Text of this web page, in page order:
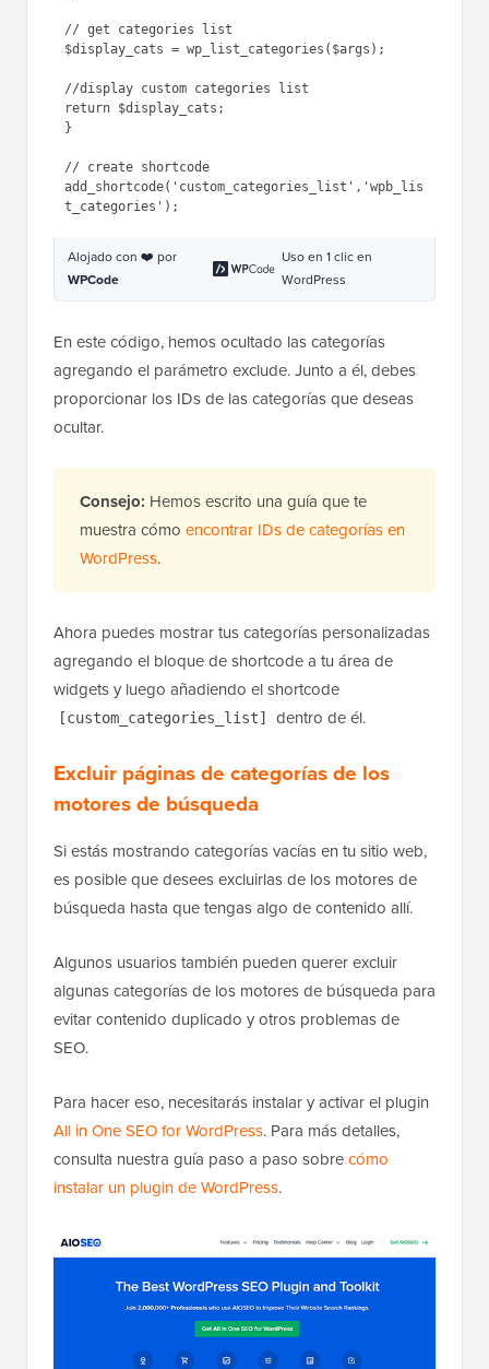
// get categories list
$display_cats = wp_list_categories($args);
//display custom categories list
return $display_cats;
}
// create shortcode
add_shortcode('custom_categories_list','wpb_lis
Alojado con ❤️ por
WPCode
Uso en 1 clic en
WordPress
En este código, hemos ocultado las categorías
agregando el parámetro exclude. Junto a él, debes
proporcionar los IDs de las categorías que deseas
ocultar.
Consejo: Hemos escrito una guía que te
muestra cómo encontrar IDs de categorías en
WordPress.
Ahora puedes mostrar tus categorías personalizadas
agregando el bloque de shortcode a tu área de
widgets y luego añadiendo el shortcode
[custom_categories_list] dentro de él.
Excluir páginas de categorías de los
motores de búsqueda
Si estás mostrando categorías vacías en tu sitio web,
es posible que desees excluirlas de los motores de
búsqueda hasta que tengas algo de contenido allí.
Algunos usuarios también pueden querer excluir
algunas categorías de los motores de búsqueda para
evitar contenido duplicado y otros problemas de
SEO.
Para hacer eso, necesitarás instalar y activar el plugin
All in One SEO for WordPress. Para más detalles,
consulta nuestra guía paso a paso sobrecómo
instalar un plugin de WordPress.